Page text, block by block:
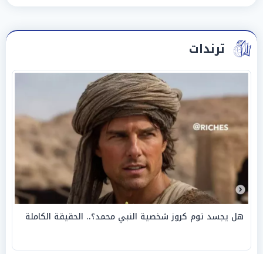
ترندات
هل يجسد توم كروز شخصية النبي محمد؟.. الحقيقة الكاملة